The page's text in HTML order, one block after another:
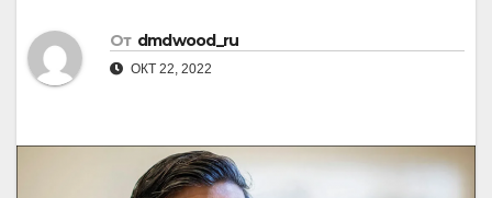
От dmdwood_ru
ОКТ 22, 2022